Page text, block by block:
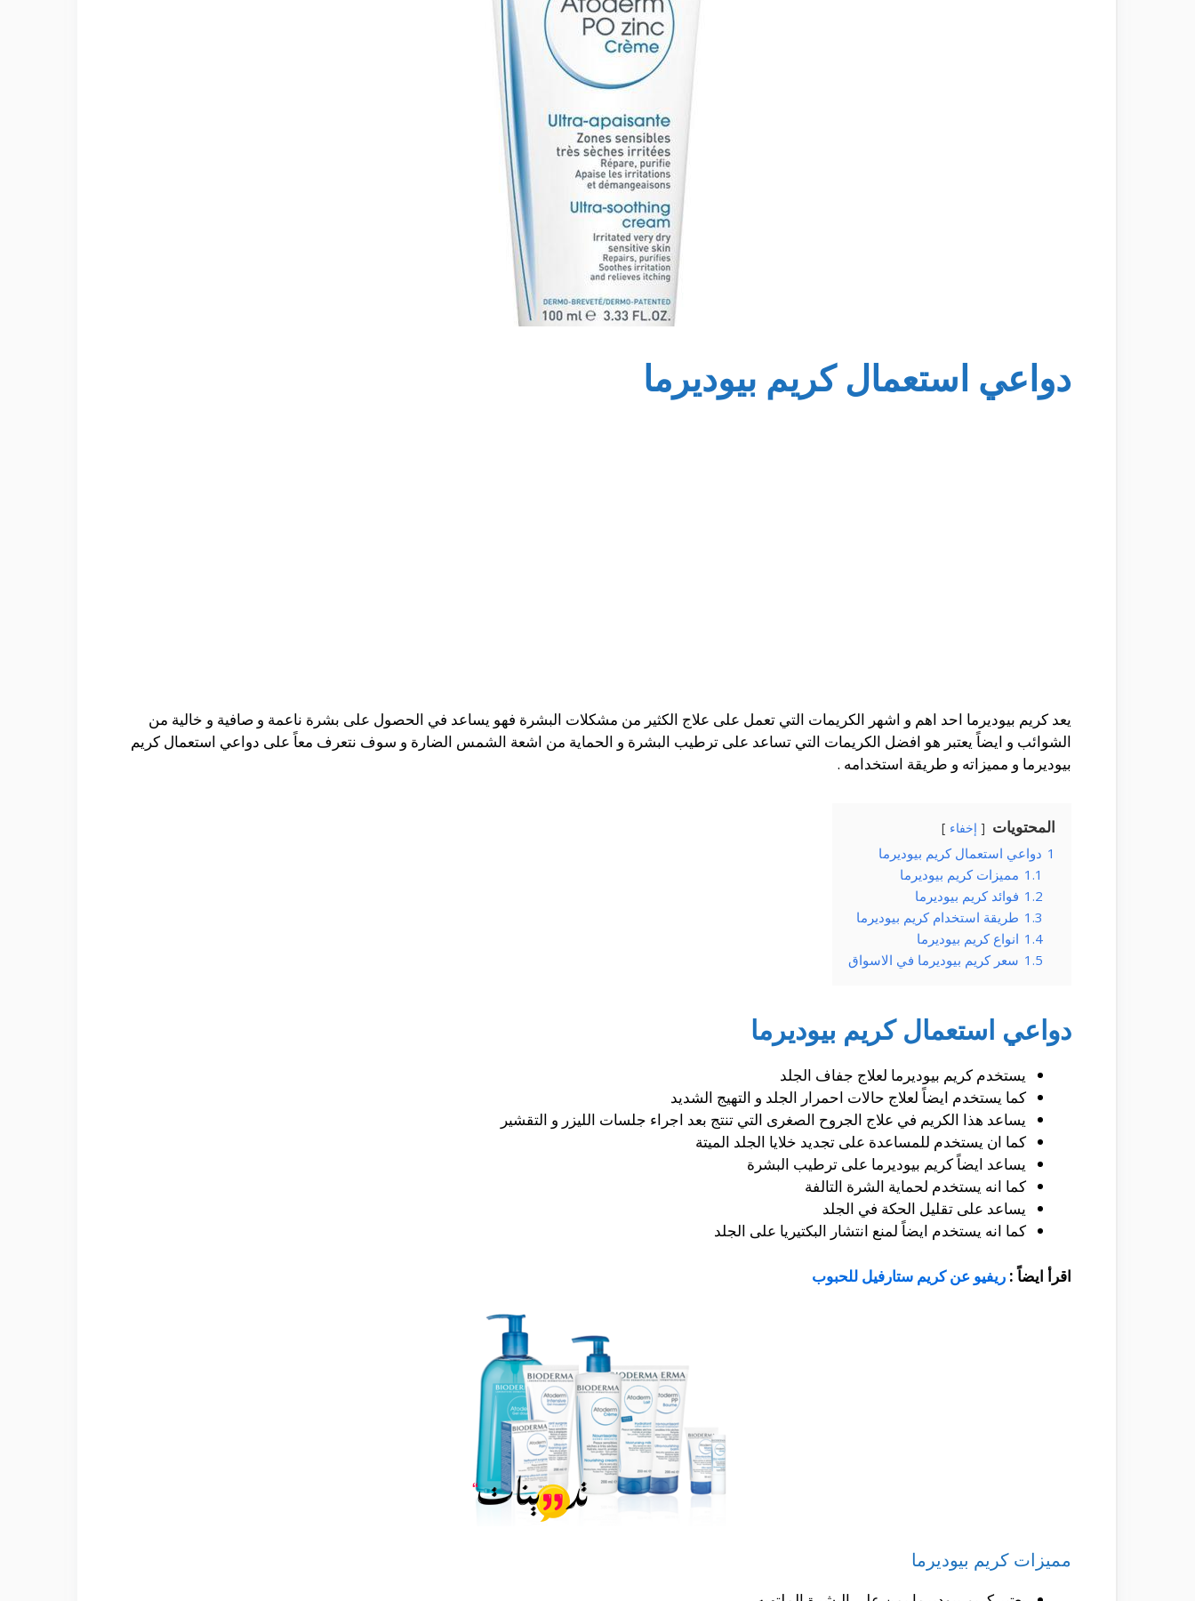
دواعي استعمال كريم بيوديرما
يعد كريم بيوديرما احد اهم و اشهر الكريمات التي تعمل على علاج الكثير من مشكلات البشرة فهو يساعد في الحصول على بشرة ناعمة و صافية و خالية من
الشوائب و ايضاً يعتبر هو افضل الكريمات التي تساعد على ترطيب البشرة و الحماية من اشعة الشمس الضارة و سوف نتعرف معاً على دواعي استعمال كريم
بيوديرما و مميزاته و طريقة استخدامه .
المحتويات إخفاء
1 دواعي استعمال كريم بيوديرما
1.1 مميزات كريم بيوديرما
1.2 فوائد كريم بيوديرما
1.3 طريقة استخدام كريم بيوديرما
1.4 انواع كريم بيوديرما
1.5 سعر كريم بيوديرما في الاسواق
دواعي استعمال كريم بيوديرما
يستخدم كريم بيوديرما لعلاج جفاف الجلد
كما يستخدم ايضاً لعلاج حالات احمرار الجلد و التهيج الشديد
يساعد هذا الكريم في علاج الجروح الصغرى التي تنتج بعد اجراء جلسات الليزر و التقشير
كما ان يستخدم للمساعدة على تجديد خلايا الجلد الميتة
يساعد ايضاً كريم بيوديرما على ترطيب البشرة
كما انه يستخدم لحماية الشرة التالفة
يساعد على تقليل الحكة في الجلد
كما انه يستخدم ايضاً لمنع انتشار البكتيريا على الجلد
اقرأ ايضاً : ريفيو عن كريم ستارفيل للحبوب
مميزات كريم بيوديرما